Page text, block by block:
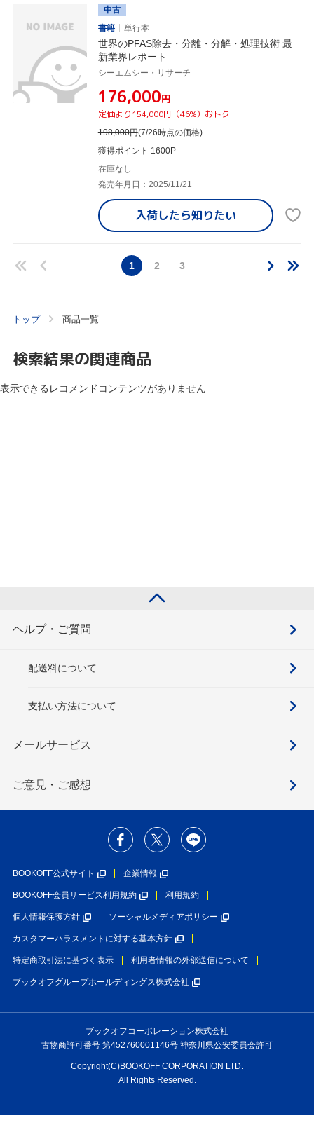
中古
書籍
単行本
世界のPFAS除去・分離・分解・処理技術 最
新業界レポート
シーエムシー・リサーチ
¥176,000円
定価より154,000円（46%）おトク
198,000円(7/26時点の価格)
獲得ポイント 1600P
在庫なし
発売年月日：2025/11/21
入荷したら知りたい
1 2 3
トップ 商品一覧
検索結果の関連商品
表示できるレコメンドコンテンツがありません
ヘルプ・ご質問
配送料について
支払い方法について
メールサービス
ご意見・ご感想
BOOKOFF公式サイト 企業情報
BOOKOFF会員サービス利用規約 利用規約
個人情報保護方針 ソーシャルメディアポリシー
カスタマーハラスメントに対する基本方針
特定商取引法に基づく表示 利用者情報の外部送信について
ブックオフグループホールディングス株式会社
ブックオフコーポレーション株式会社
古物商許可番号 第452760001146号 神奈川県公安委員会許可
Copyright(C)BOOKOFF CORPORATION LTD.
All Rights Reserved.